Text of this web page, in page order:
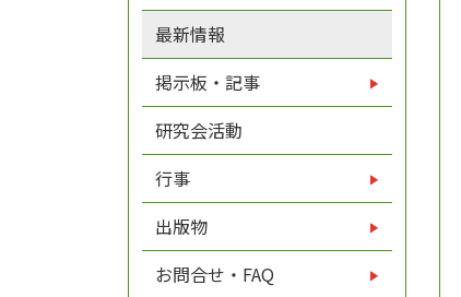
最新情報
掲示板・記事
研究会活動
行事
出版物
お問合せ・FAQ